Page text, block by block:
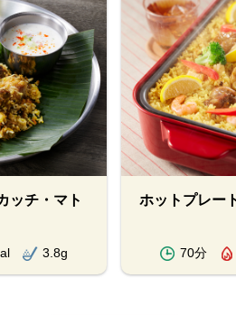
ッチ・マト
3.8g
ホットプレー
70分